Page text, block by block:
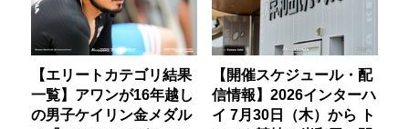
【エリートカテゴリ結果
一覧】アワンが16年越し
の男子ケイリン金メダル
【開催スケジュール・配
信情報】2026インターハ
イ 7月30日（木）から ト